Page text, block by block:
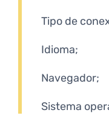
Tipo de
Idioma;
Navegador;
Sistema